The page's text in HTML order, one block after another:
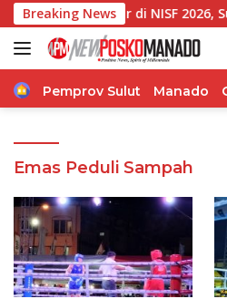
Langsung
ke
konten
Breaking News
Gubernur di NISF 2026, Sulut
Home
Pemprov Sulut Manado
Emas Peduli Sampah